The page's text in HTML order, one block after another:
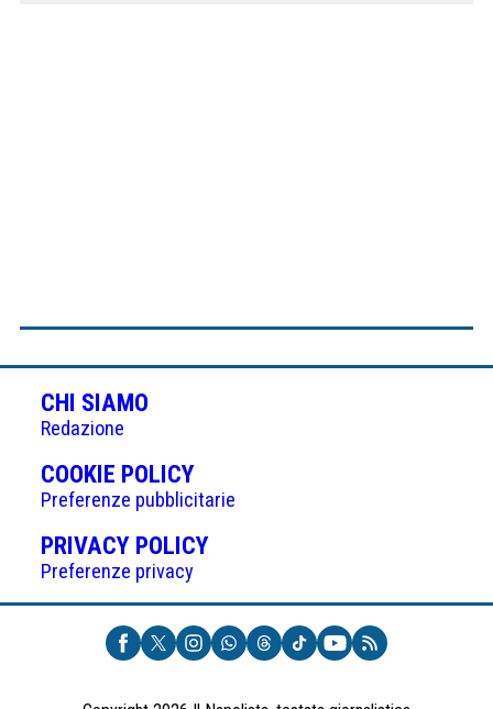
CHI SIAMO
Redazione
COOKIE POLICY(APRE
IN
UNA
NUOVA
Preferenze pubblicitarie
PRIVACY POLICY(APRE
UNA
NUOVA
SCHEDA)
Preferenze privacy